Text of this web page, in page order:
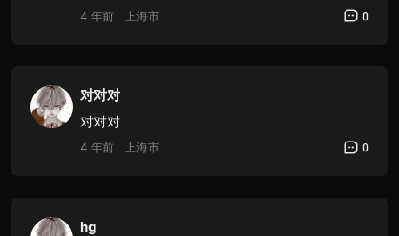
4 年前 上海市 0
对对对
对对对
4 年前 上海市 0
hg